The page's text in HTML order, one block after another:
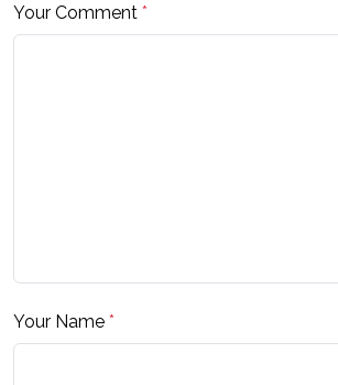
Your Comment *
Your Name *